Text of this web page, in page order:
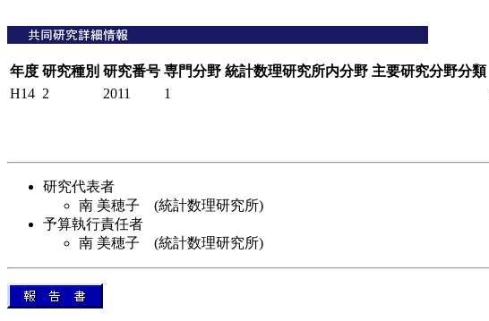
年度 研究種別 研究番号 専門分野 統計数理研究所内分野 主要研究分野分類
H14 2 2011 1
研究代表者
南 美穂子 (統計数理研究所)
予算執行責任者
南 美穂子 (統計数理研究所)